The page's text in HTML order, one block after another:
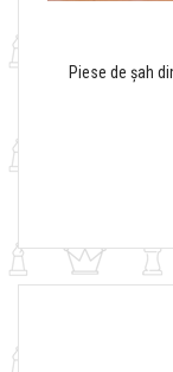
Piese de șah